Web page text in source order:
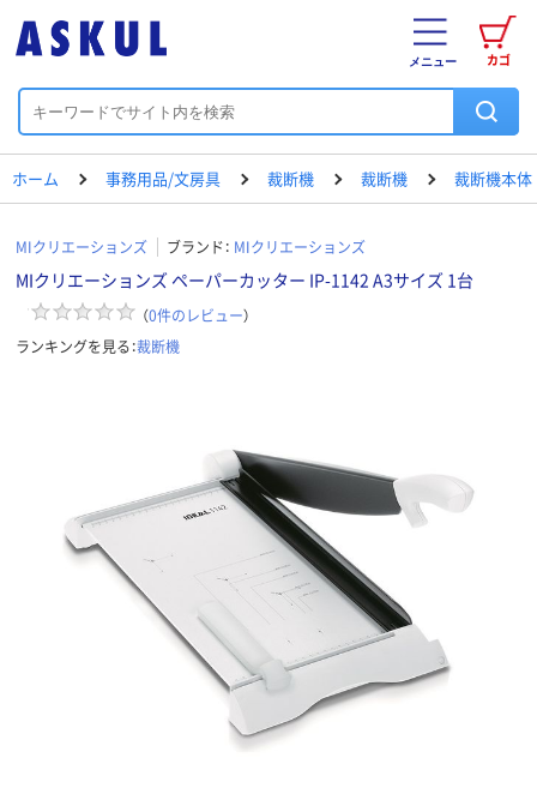
カゴ
メニュー
ホーム 事務用品/文房具 裁断機 裁断機 裁断機本体
MIクリエーションズ ブランド： MIクリエーションズ
MIクリエーションズ ペーパーカッター IP-1142 A3サイズ 1台
（0件のレビュー）
ランキングを見る：裁断機